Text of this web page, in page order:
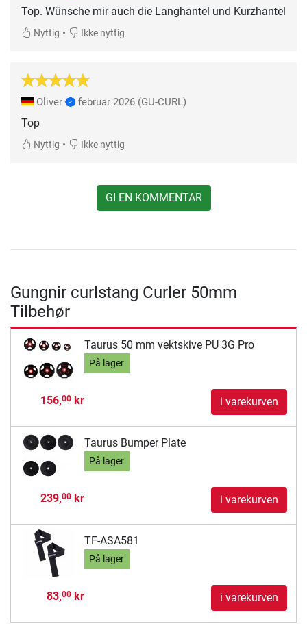
Top. Wünsche mir auch die Langhantel und Kurzhantel
Nyttig • Ikke nyttig
Oliver februar 2026 (GU-CURL)
Top
Nyttig • Ikke nyttig
GI EN KOMMENTAR
Gungnir curlstang Curler 50mm
Tilbehør
Taurus 50 mm vektskive PU 3G Pro
På lager
156,00kr i varekurven
Taurus Bumper Plate
På lager
239,00kr i varekurven
TF-ASA581
På lager
83,00kr i varekurven